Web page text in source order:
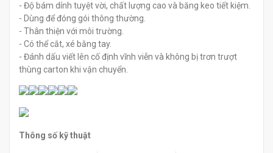
- Độ bám dính tuyệt vời, chất lượng cao và băng keo tiết kiệm.
- Dùng để đóng gói thông thường.
- Thân thiện với môi trường.
- Có thể cắt, xé bằng tay.
- Đánh dấu viết lên cố định vĩnh viễn và không bị trơn trượt
thùng carton khi vận chuyển.
Thông số kỹ thuật